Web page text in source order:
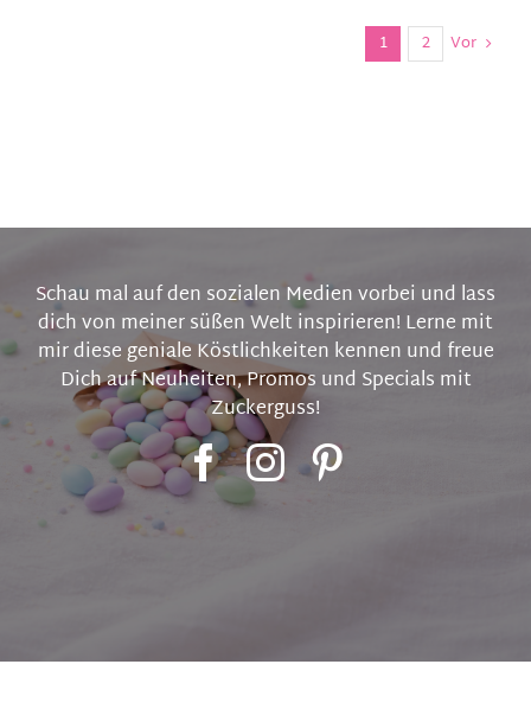
1 2 Vor
Schau mal auf den sozialen Medien vorbei und lass
dich von meiner süßen Welt inspirieren! Lerne mit
mir diese geniale Köstlichkeiten kennen und freue
Dich auf Neuheiten, Promos und Specials mit
Zuckerguss!